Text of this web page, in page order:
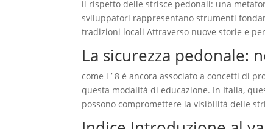
il rispetto delle strisce pedonali: una
sviluppatori rappresentano strumenti
tradizioni locali Attraverso nuove storie e
La sicurezza pedonale:
come l ’ 8 è ancora associato a concetti di
questa modalità di educazione. In Italia,
possono compromettere la visibilità delle